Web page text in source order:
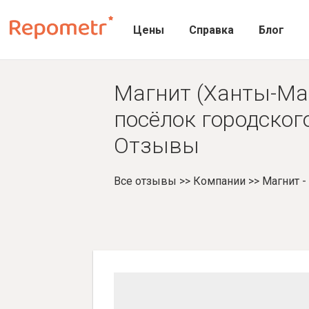
Цены Справка Блог
Магнит (Ханты-
посёлок
Отзывы
Все отзывы >> Компании>> Магнит